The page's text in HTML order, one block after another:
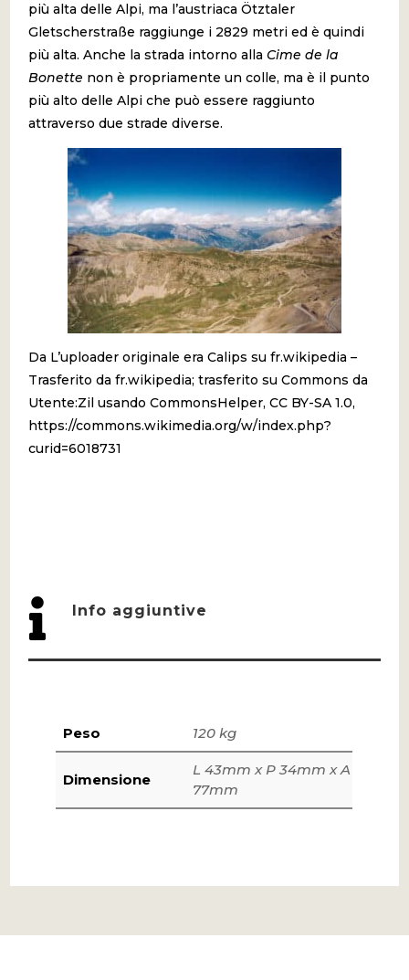
più alta delle Alpi, ma l’austriaca Ötztaler
Gletscherstraße raggiunge i 2829 metri ed è quindi
più alta. Anche la strada intorno allaCime de la
Bonette non è propriamente un colle, ma è il punto
più alto delle Alpi che può essere raggiunto
attraverso due strade diverse.
Da L’uploader originale era Calips su fr.wikipedia –
Trasferito da fr.wikipedia; trasferito su Commons da
Utente:Zil usando CommonsHelper, CC BY-SA 1.0,
https://commons.wikimedia.org/w/index.php?
curid=6018731
 Info aggiuntive
Peso 120 kg
Dimensione
L 43mm x P 34mm x A
77mm